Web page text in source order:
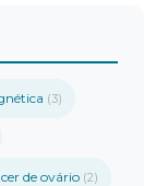
(3)
de ovário (2)